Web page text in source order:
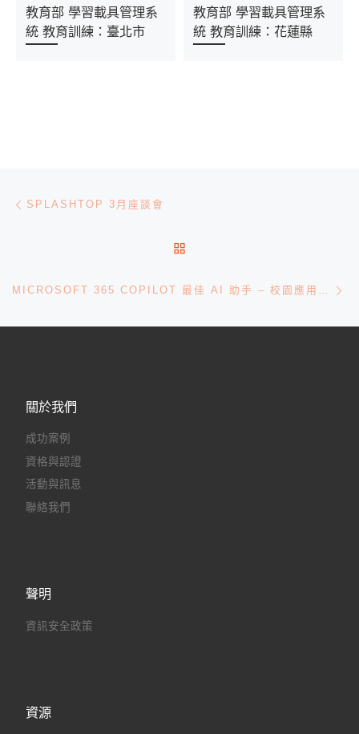
教育部 學習載具管理系
統 教育訓練：臺北市
教育部 學習載具管理系
統 教育訓練：花蓮縣
文章導航
SPLASHTOP 3月座談會
MICROSOFT 365 COPILOT 最佳 AI 助手 – 校園應用研討會 / 臺北場
關於我們
成功案例
資格與認證
活動與訊息
聯絡我們
聲明
資訊安全政策
資源